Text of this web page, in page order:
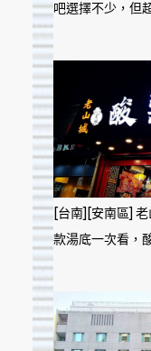
吧選擇不少，但
[台南][安南區] 老
款湯底一次看，